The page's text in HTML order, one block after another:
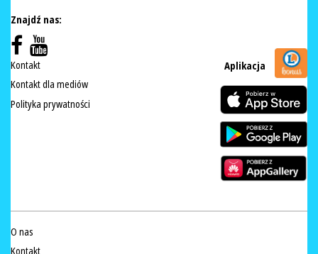
Znajdź nas:
Kontakt
Kontakt dla mediów
Polityka prywatności
Aplikacja
O nas